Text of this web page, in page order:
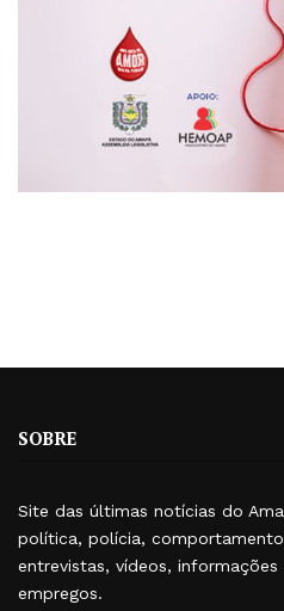
SOBRE
Site das últimas notícias do
política, polícia,
entrevistas, vídeos,
empregos.